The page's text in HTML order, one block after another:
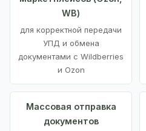
WB)
для корректной передачи
УПД и обмена
документами с Wildberries
и Ozon
Массовая отправка
документов